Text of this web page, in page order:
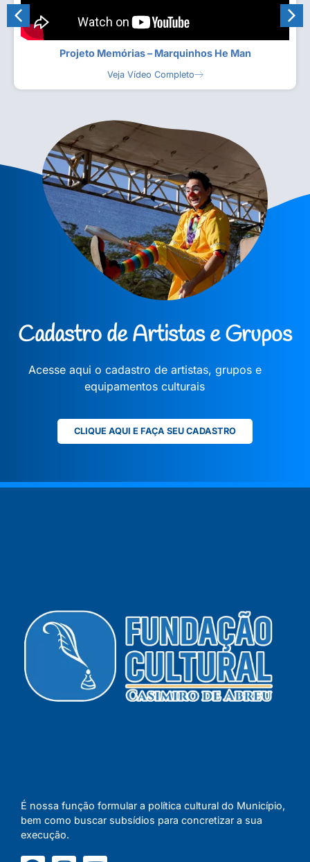
Projeto Memórias – Marquinhos He Man
Veja Vídeo Completo
Cadastro de Artistas e Grupos
Acesse aqui o cadastro de artistas, grupos e
equipamentos culturais
CLIQUE AQUI E FAÇA SEU CADASTRO
É nossa função formular a política cultural do Município,
bem como buscar subsídios para concretizar a sua
execução.